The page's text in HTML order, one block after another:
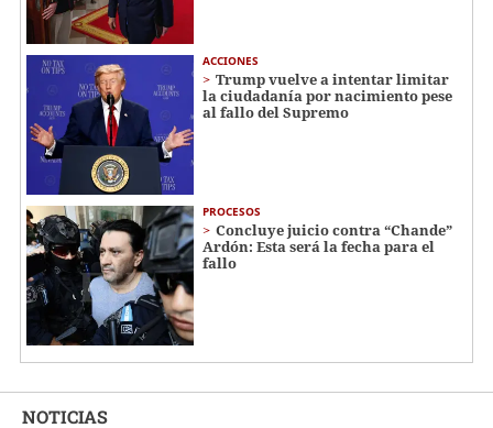
ACCIONES
Trump vuelve a intentar limitar
la ciudadanía por nacimiento pese
al fallo del Supremo
PROCESOS
Concluye juicio contra “Chande”
Ardón: Esta será la fecha para el
fallo
NOTICIAS